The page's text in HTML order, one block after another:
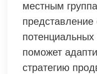
местным
поможет
стратегию